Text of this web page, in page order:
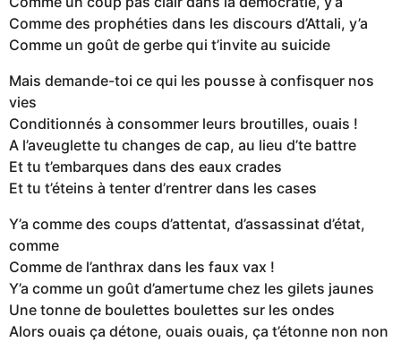
Comme des prophéties dans les discours d’Attali, y’a
Comme un goût de gerbe qui t’invite au suicide
Mais demande-toi ce qui les pousse à confisquer nos
vies
Conditionnés à consommer leurs broutilles, ouais !
A l’aveuglette tu changes de cap, au lieu d’te battre
Et tu t’embarques dans des eaux crades
Et tu t’éteins à tenter d’rentrer dans les cases
Y’a comme des coups d’attentat, d’assassinat d’état,
comme
Comme de l’anthrax dans les faux vax !
Y’a comme un goût d’amertume chez les gilets jaunes
Une tonne de boulettes boulettes sur les ondes
Alors ouais ça détone, ouais ouais, ça t’étonne non non